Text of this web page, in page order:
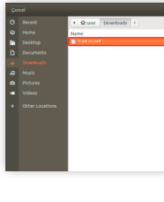
fr-par.tz.conf